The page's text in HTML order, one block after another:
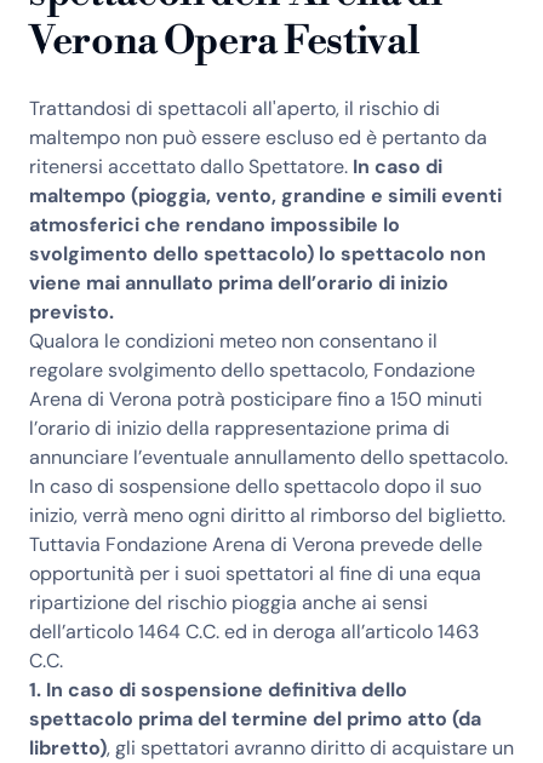
Verona Opera Festival
Trattandosi di spettacoli all'aperto, il rischio di
maltempo non può essere escluso ed è pertanto da
ritenersi accettato dallo Spettatore. In caso di
maltempo (pioggia, vento, grandine e simili eventi
atmosferici che rendano impossibile lo
svolgimento dello spettacolo) lo spettacolo non
viene mai annullato prima dell’orario di inizio
previsto.
Qualora le condizioni meteo non consentano il
regolare svolgimento dello spettacolo, Fondazione
Arena di Verona potrà posticipare fino a 150 minuti
l’orario di inizio della rappresentazione prima di
annunciare l’eventuale annullamento dello spettacolo.
In caso di sospensione dello spettacolo dopo il suo
inizio, verrà meno ogni diritto al rimborso del biglietto.
Tuttavia Fondazione Arena di Verona prevede delle
opportunità per i suoi spettatori al fine di una equa
ripartizione del rischio pioggia anche ai sensi
dell’articolo 1464 C.C. ed in deroga all’articolo 1463
C.C.
1. In caso di sospensione definitiva dello
spettacolo prima del termine del primo atto (da
libretto), gli spettatori avranno diritto di acquistare un